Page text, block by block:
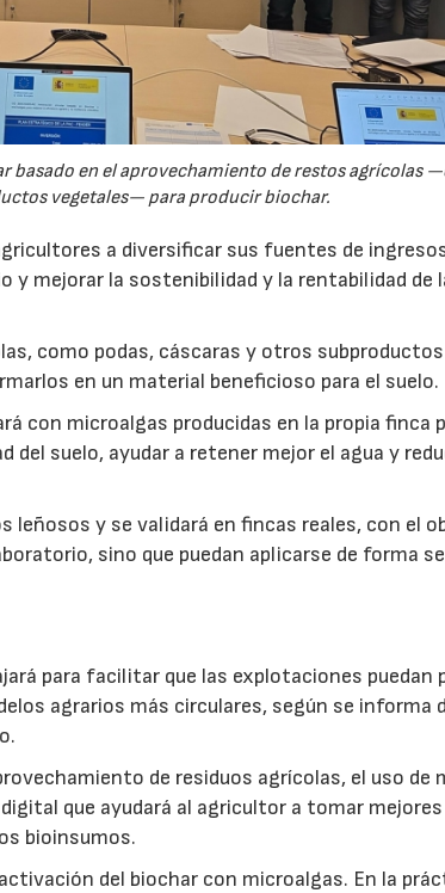
basado en el aprovechamiento de restos agrícolas
vegetales— para producir biochar.
a diversificar sus fuentes de
y mejorar la sostenibilidad y la rentabilidad de
como podas, cáscaras y otros
en un material beneficioso para el suelo.
con microalgas producidas en la propia finca
suelo, ayudar a retener mejor el agua y
y se validará en fincas reales, con el
sino que puedan aplicarse de forma
para facilitar que las explotaciones puedan
agrarios más circulares, según se informa
de residuos agrícolas, el uso de
que ayudará al agricultor a tomar
bioinsumos.
del biochar con microalgas. En la